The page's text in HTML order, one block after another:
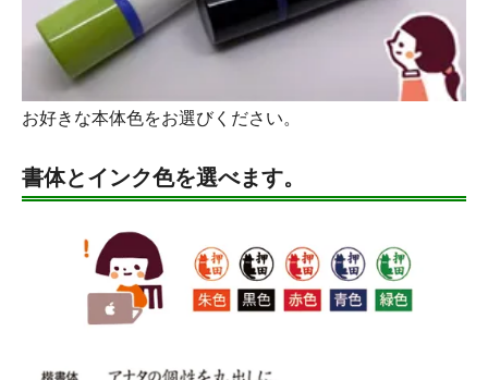
お好きな本体色をお選びください。
書体とインク色を選べます。